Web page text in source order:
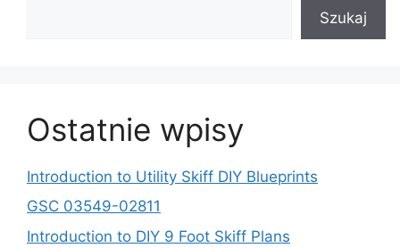
Szukaj
Ostatnie wpisy
Introduction to Utility Skiff DIY Blueprints
GSC 03549-02811
Introduction to DIY 9 Foot Skiff Plans